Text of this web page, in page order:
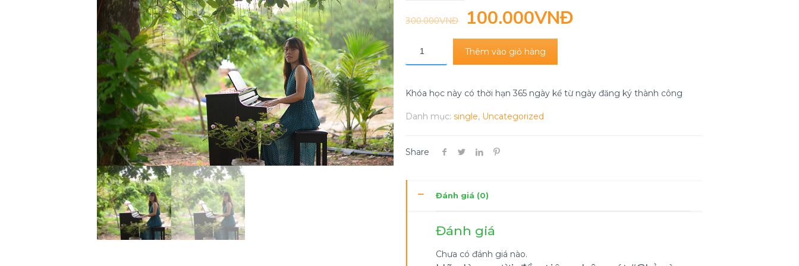
300.000VNĐ 100.000VNĐ
Thêm vào giỏ hàng
Khóa học này có thời hạn 365 ngày kể từ ngày đăng ký thành công
Danh mục:single, Uncategorized
Share
Đánh giá (0)
Đánh giá
Chưa có đánh giá nào.